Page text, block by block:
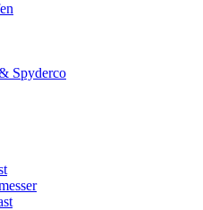
Spyderco